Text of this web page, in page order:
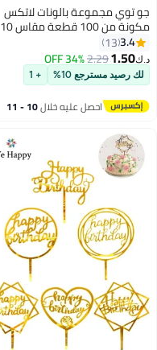
جو توي مجموعة بالونات لاتكس
مكونة من 100 قطعة مقاس 10
بوصة – متنوعة
3.4
13
د.ك‏1.50
2.29
34% OFF
لك رصيد مسترجع 10% + 1
احصل عليه خلال 10 - 11